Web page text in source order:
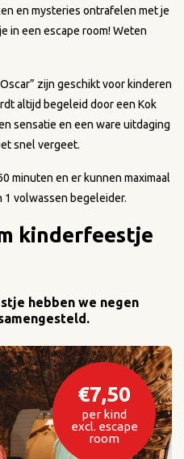
en mysteries ontrafelen met je
in een escape room! Weten
zijn geschikt voor kinderen
altijd begeleid door een Kok
sensatie en een ware uitdaging
snel vergeet.
minuten en er kunnen maximaal
volwassen begeleider.
kinderfeestje
hebben we negen
€7,50
per kind
excl. escape
room